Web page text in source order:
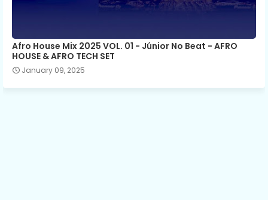
Afro House Mix 2025 VOL. 01 - Júnior No Beat - AFRO
HOUSE & AFRO TECH SET
January 09, 2025